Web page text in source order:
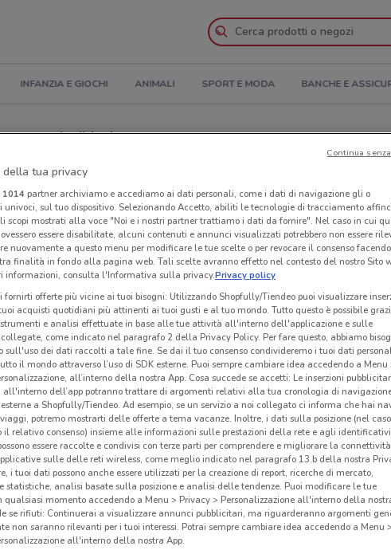
INFANZIA E GIOCHI ANIMALI SPORT E MODA BANCHE E
e Indirizzi
Casa a Melilli
Negozi
della tua privacy
1014partner archiviamo e accediamo ai dati personali, come i dati di navigazione gli o
sul tuo dispositivo. Selezionando Accetto, abiliti le tecnologie di tracciamento
scopi mostrati alla voce "Noi e i nostri partner trattiamo i dati da fornire". Nel caso in cui
essere disabilitate, alcuni contenuti e annunci visualizzati potrebbero non essere
nuovamente a questo menu per modificare le tue scelte o per revocare il consenso
finalità in fondo alla pagina web. Tali scelte avranno effetto nel contesto del nostro Sito
informazioni, consulta l'Informativa sulla privacy.Privacy policy
fornirti offerte più vicine ai tuoi bisogni: Utilizzando Shopfully/Tiendeo puoi visualizzare
acquisti quotidiani più attinenti ai tuoi gusti e al tuo mondo. Tutto questo è possibile
e analisi effettuate in base alle tue attività all'interno dell'applicazione e sulle
come indicato nel paragrafo 2 della Privacy Policy. Per fare questo, abbiamo
sull'uso dei dati raccolti a tale fine. Se dai il tuo consenso condivideremo i tuoi dati
il mondo attraverso l’uso di SDK esterne. Puoi sempre cambiare idea accedendo a Menu
all’interno della nostra App. Cosa succede se accetti: Le inserzioni
all'interno dell’app potranno trattare di argomenti relativi alla tua cronologia di
a Shopfully/Tiendeo. Ad esempio, se un servizio a noi collegato ci informa che hai
potremo mostrarti delle offerte a tema vacanze. Inoltre, i dati sulla posizione (nel
il relativo consenso) insieme alle informazioni sulle prestazioni della rete e agli
essere raccolte e condivisi con terze parti per comprendere e migliorare la
sulle delle reti wireless, come meglio indicato nel paragrafo 13.b della nostra
i tuoi dati possono anche essere utilizzati per la creazione di report, ricerche di mercato,
statistiche, analisi basate sulla posizione e analisi delle tendenze. Puoi modificare le tue
qualsiasi momento accedendo a Menu > Privacy > Personalizzazione all'interno della
se rifiuti: Continuerai a visualizzare annunci pubblicitari, ma riguarderanno argomenti
non saranno rilevanti per i tuoi interessi. Potrai sempre cambiare idea accedendo a Menu >
all'interno della nostra App.
Continua